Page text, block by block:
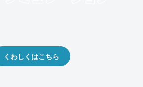
くわしくはこちら